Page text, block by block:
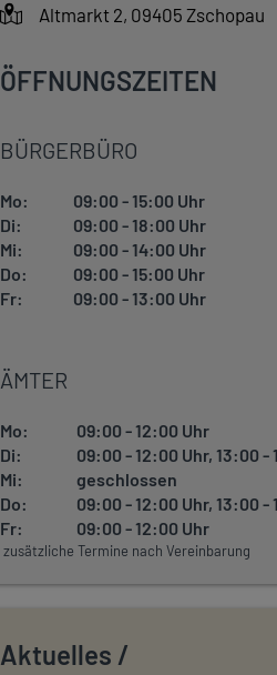
Altmarkt 2, 09405 Zschopau
ÖFFNUNGSZEITEN
BÜRGERBÜRO
Mo:
09:00 - 15:00 Uhr
Di:
09:00 - 18:00 Uhr
Mi:
09:00 - 14:00 Uhr
Do:
09:00 - 15:00 Uhr
Fr:
09:00 - 13:00 Uhr
ÄMTER
Mo:
09:00 - 12:00 Uhr
Di:
09:00 - 12:00 Uhr, 13:00 -
Mi:
geschlossen
Do:
09:00 - 12:00 Uhr, 13:00 -
Fr:
09:00 - 12:00 Uhr
zusätzliche Termine nach Vereinbarung
Aktuelles /